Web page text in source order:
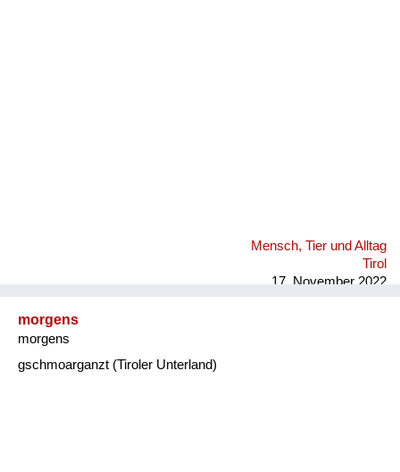
Mensch, Tier und Alltag
Tirol
17. November 2022
morgens
morgens
gschmoarganzt (Tiroler Unterland)